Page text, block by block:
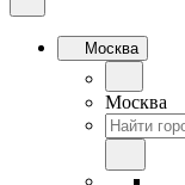
Москва
Москва